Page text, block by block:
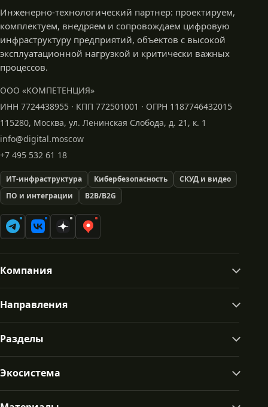
Инженерно-технологический партнер: проектируем,
комплектуем, внедряем и сопровождаем цифровую
инфраструктуру предприятий, объектов с высокой
эксплуатационной нагрузкой и критически важных
процессов.
ООО «КОМПЕТЕНЦИЯ»
ИНН 7724438955 · КПП 772501001 · ОГРН 1187746432015
115280, Москва, ул. Ленинская Слобода, д. 21, к. 1
info@digital.moscow
+7 495 532 61 18
ИТ-инфраструктура Кибербезопасность
СКУД и видео
ПО и интеграции
B2B/B2G
Компания
Направления
Разделы
Экосистема